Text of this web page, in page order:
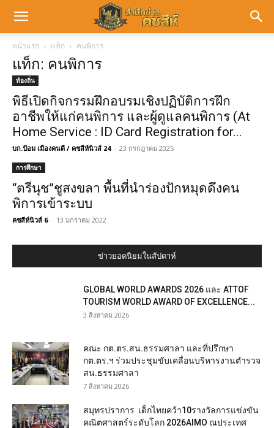
หน้าแรก แท็ก คนพิการ
แท็ก: คนพิการ
ท้องถิ่น
พิธีเปิดกิจกรรมฝึกอบรมเชิงปฏิบัติการฝึก
อาชีพให้แก่คนพิการ และผู้ดูแลคนพิการ (At
Home Service : ID Card Registration for...
บก.ป้อม เมืองคนดี / คชสีห์นิวส์ 24 - 23 กรกฎาคม 2025
การศึกษา
“ตรีนุช”ชูสงขลา พื้นที่นำร่องปักหมุดดึงคน
พิการเข้าระบบ
คชสีห์นิวส์ 6 - 13 มกราคม 2022
ข่าวยอดนิยมในสัปดาห์
GLOBAL WORLD AWARDS 2026 และ ATTOF
TOURISM WORLD AWARD OF EXCELLENCE...
3 สิงหาคม 2026
คณะ กต.ตร.สน.ธรรมศาลา และที่ปรึกษา
กต.ตร.ฯ ร่วมประชุมขับเคลื่อนบริหารงานตำรวจ
สน.ธรรมศาลา
7 สิงหาคม 2026
สมุทรปราการ เด็กไทยคว้า10รางวัลการแข่งขัน
คณิตศาสตร์ระดับโลก 2026AIMO ณประเทศ